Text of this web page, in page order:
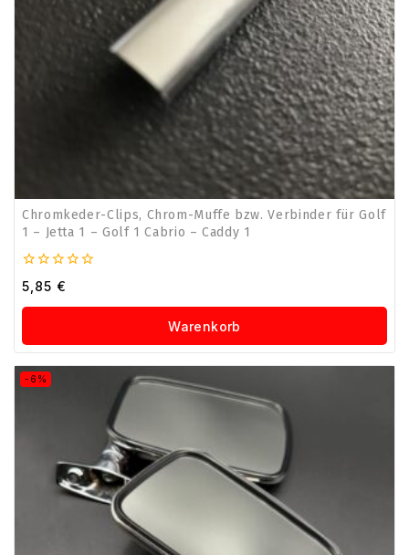
Chromkeder-Clips, Chrom-Muffe bzw. Verbinder für Golf
1 – Jetta 1 – Golf 1 Cabrio – Caddy 1
0
von
5
5,85 €
Warenkorb
-6%
Produkt